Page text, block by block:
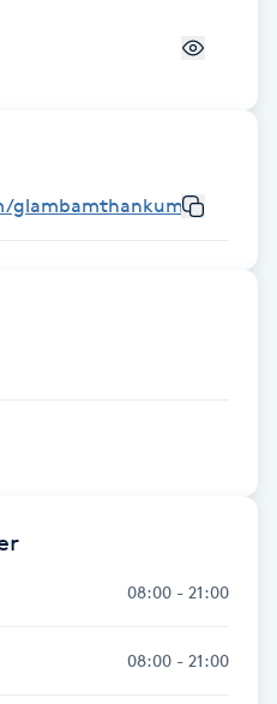
08:00 - 21:00
08:00 - 21:00